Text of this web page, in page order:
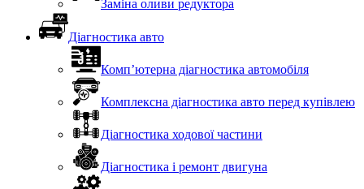
Заміна оливи редуктора
Діагностика авто
Комп’ютерна діагностика автомобіля
Комплексна діагностика авто перед купівлею
Діагностика ходової частини
Діагностика і ремонт двигуна